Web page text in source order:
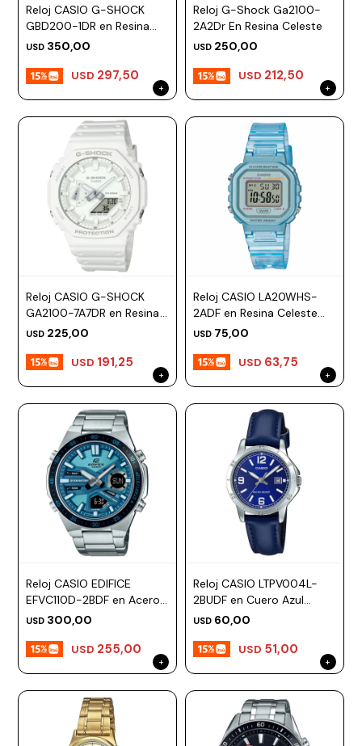
Reloj CASIO G-SHOCK
GBD200-1DR en Resina
Negro Esfera 46mm
USD 350,00
USD 297,50
Reloj G-Shock Ga2100-
2A2Dr En Resina Celeste
USD 250,00
USD 212,50
Reloj CASIO G-SHOCK
GA2100-7A7DR en Resina
Blanco Esfera 48mm
USD 225,00
USD 191,25
Reloj CASIO LA20WHS-
2ADF en Resina Celeste
Esfera 35mm
USD 75,00
USD 63,75
Reloj CASIO EDIFICE
EFVC110D-2BDF en Acero
Plateado Esfera 47mm
USD 300,00
USD 255,00
Reloj CASIO LTPV004L-
2BUDF en Cuero Azul
Esfera 35mm
USD 60,00
USD 51,00